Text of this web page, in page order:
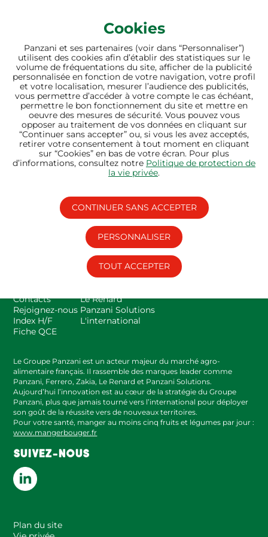
Cookies
Panzani et ses partenaires (voir dans “Personnaliser”)
utilisent des cookies afin d’établir des statistiques sur le
volume de fréquentations du site, afficher de la publicité
personnalisée en fonction de votre navigation, votre profil
et votre localisation, mesurer l’audience des publicités,
vous permettre d’accéder à votre compte le cas échéant,
permettre le bon fonctionnement du site et mettre en
oeuvre des mesures de sécurité. Vous pouvez vous
opposer au traitement de vos données en cliquant sur
“Continuer sans accepter” ou, si vous les avez acceptés,
retirer votre consentement à tout moment en cliquant
sur “Cookies” en bas de votre écran. Pour plus
d’informations, consultez notre Politique de protection de
la vie privée.
CONTINUER SANS ACCEPTER
PERSONNALISER
TOUT ACCEPTER
bien nourrir sème
l’avenir
Contacts
Rejoignez-nous
Index H/F
Fiche QCE
SITES DU GROUPE
Panzani
Le Renard
Panzani Solutions
L'international
Le Groupe Panzani est un acteur majeur du marché agro-
alimentaire français. Il rassemble des marques leader comme
Panzani, Ferrero, Zakia, Le Renard et Panzani Solutions.
Aujourd’hui l’innovation est au cœur de la stratégie du Groupe
Panzani, plus que jamais tourné vers l’international pour déployer
son goût de la réussite vers de nouveaux territoires.
Pour votre santé, manger au moins cinq fruits et légumes par jour :
www.mangerbouger.fr
SUIVEZ-NOUS
Plan du site